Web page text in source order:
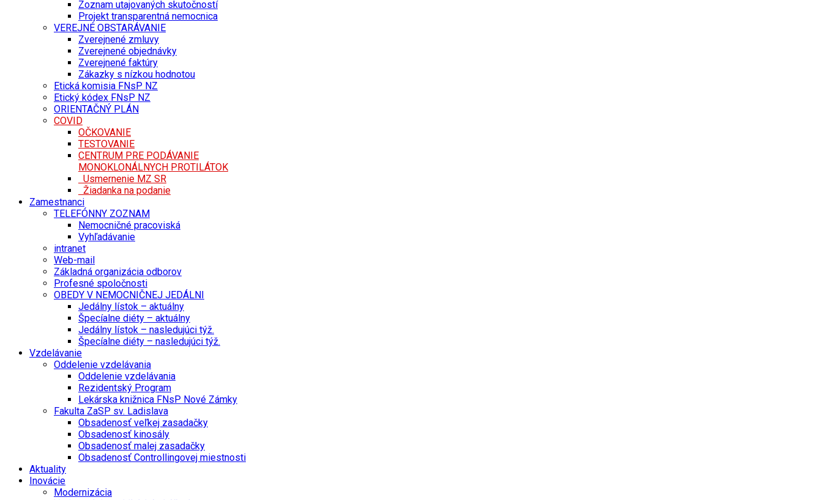
Zoznam utajovaných skutočností
Projekt transparentná nemocnica
VEREJNÉ OBSTARÁVANIE
Zverejnené zmluvy
Zverejnené objednávky
Zverejnené faktúry
Zákazky s nízkou hodnotou
Etická komisia FNsP NZ
Etický kódex FNsP NZ
ORIENTAČNÝ PLÁN
COVID
OČKOVANIE
TESTOVANIE
CENTRUM PRE PODÁVANIE
MONOKLONÁLNYCH PROTILÁTOK
Usmernenie MZ SR
Žiadanka na podanie
Zamestnanci
TELEFÓNNY ZOZNAM
Nemocničné pracoviská
Vyhľadávanie
intranet
Web-mail
Základná organizácia odborov
Profesné spoločnosti
OBEDY V NEMOCNIČNEJ JEDÁLNI
Jedálny lístok – aktuálny
Špecíalne diéty – aktuálny
Jedálny lístok – nasledujúci týž.
Špecíalne diéty – nasledujúci týž.
Vzdelávanie
Oddelenie vzdelávania
Oddelenie vzdelávania
Rezidentský Program
Lekárska knižnica FNsP Nové Zámky
Fakulta ZaSP sv. Ladislava
Obsadenosť veľkej zasadačky
Obsadenosť kinosály
Obsadenosť malej zasadačky
Obsadenosť Controllingovej miestnosti
Aktuality
Inovácie
Modernizácia